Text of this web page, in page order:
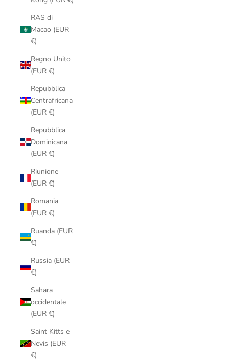
RAS di
Macao (EUR
€)
Regno Unito
(EUR €)
Repubblica
Centrafricana
(EUR €)
Repubblica
Dominicana
(EUR €)
Riunione
(EUR €)
Romania
(EUR €)
Ruanda (EUR
€)
Russia (EUR
€)
Sahara
occidentale
(EUR €)
Saint Kitts e
Nevis (EUR
€)